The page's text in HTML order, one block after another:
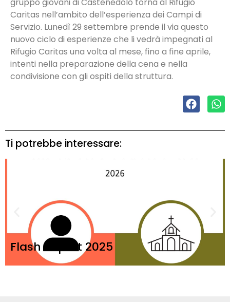
gruppo giovani di Castenedolo torna al Rifugio
Caritas nell’ambito dell’esperienza dei Campi di
Servizio. Lunedì 29 settembre prende il via questo
nuovo ciclo di esperienze che li vedrà impegnati al
Rifugio Caritas una volta al mese, fino a fine aprile,
intenti nella preparazione della cena e nella
condivisione con gli ospiti della struttura.
Ti potrebbe interessare:
Flash Report 2025